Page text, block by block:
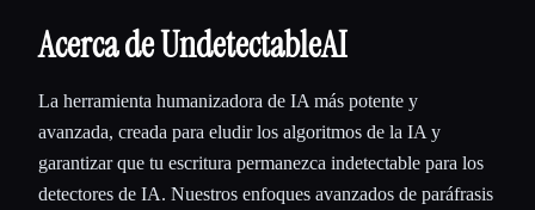
Acerca de UndetectableAI
La herramienta humanizadora de IA más potente y
avanzada, creada para eludir los algoritmos de la IA y
garantizar que tu escritura permanezca indetectable para los
detectores de IA. Nuestros enfoques avanzados de paráfrasis